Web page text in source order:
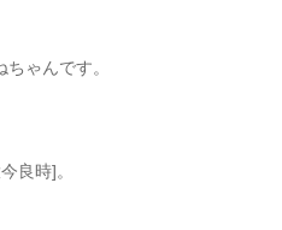
ゃんです。
良時]。